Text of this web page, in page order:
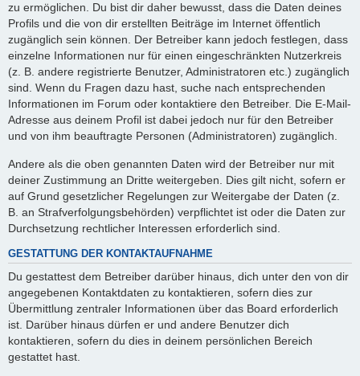
zu ermöglichen. Du bist dir daher bewusst, dass die Daten deines
Profils und die von dir erstellten Beiträge im Internet öffentlich
zugänglich sein können. Der Betreiber kann jedoch festlegen, dass
einzelne Informationen nur für einen eingeschränkten Nutzerkreis
(z. B. andere registrierte Benutzer, Administratoren etc.) zugänglich
sind. Wenn du Fragen dazu hast, suche nach entsprechenden
Informationen im Forum oder kontaktiere den Betreiber. Die E-Mail-
Adresse aus deinem Profil ist dabei jedoch nur für den Betreiber
und von ihm beauftragte Personen (Administratoren) zugänglich.
Andere als die oben genannten Daten wird der Betreiber nur mit
deiner Zustimmung an Dritte weitergeben. Dies gilt nicht, sofern er
auf Grund gesetzlicher Regelungen zur Weitergabe der Daten (z.
B. an Strafverfolgungsbehörden) verpflichtet ist oder die Daten zur
Durchsetzung rechtlicher Interessen erforderlich sind.
GESTATTUNG DER KONTAKTAUFNAHME
Du gestattest dem Betreiber darüber hinaus, dich unter den von dir
angegebenen Kontaktdaten zu kontaktieren, sofern dies zur
Übermittlung zentraler Informationen über das Board erforderlich
ist. Darüber hinaus dürfen er und andere Benutzer dich
kontaktieren, sofern du dies in deinem persönlichen Bereich
gestattet hast.